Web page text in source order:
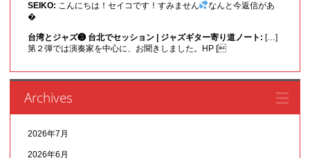
SEIKO: こんにちは！セイコです！すみません
なんと今返信があ
�
台湾とジャズ❸ 台北でセッション | ジャズギター寄り道ノート: […]
第２弾では演奏家を中心に、お聞きしました。HP [
Archives
2026年7月
2026年6月